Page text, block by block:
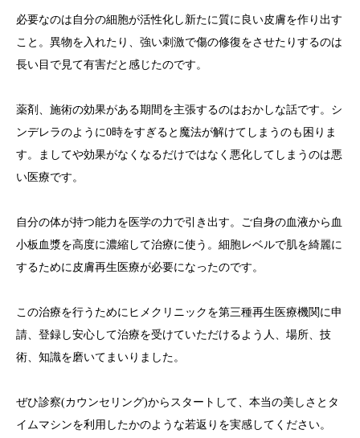
必要なのは自分の細胞が活性化し新たに質に良い皮膚を作り出す
こと。異物を入れたり、強い刺激で傷の修復をさせたりするのは
長い目で見て有害だと感じたのです。
薬剤、施術の効果がある期間を主張するのはおかしな話です。シ
ンデレラのように0時をすぎると魔法が解けてしまうのも困りま
す。ましてや効果がなくなるだけではなく悪化してしまうのは悪
い医療です。
自分の体が持つ能力を医学の力で引き出す。ご自身の血液から血
小板血漿を高度に濃縮して治療に使う。細胞レベルで肌を綺麗に
するために皮膚再生医療が必要になったのです。
この治療を行うためにヒメクリニックを第三種再生医療機関に申
請、登録し安心して治療を受けていただけるよう人、場所、技
術、知識を磨いてまいりました。
ぜひ診察(カウンセリング)からスタートして、本当の美しさとタ
イムマシンを利用したかのような若返りを実感してください。